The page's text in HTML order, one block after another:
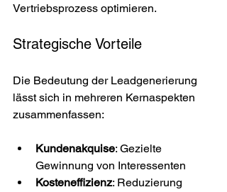
Vertriebsprozess optimieren.
Strategische Vorteile
Die Bedeutung der Leadgenerierung
lässt sich in mehreren Kernaspekten
zusammenfassen:
Kundenakquise: Gezielte
Gewinnung von Interessenten
Kosteneffizienz: Reduzierung